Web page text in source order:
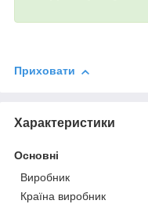
Приховати
Характеристики
Основні
Виробник
Країна виробник